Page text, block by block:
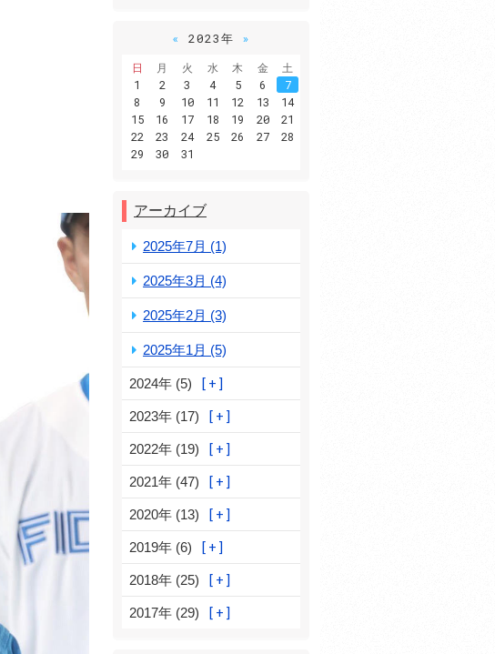
« 2023年 »
日
月 火 水 木 金
土
1
2 3 4 5 6
7
8
9 10 11 12 13
14
15
16 17 18 19 20
21
22
23 24 25 26 27
28
29
30 31
アーカイブ
2025年7月 (1)
2025年3月 (4)
2025年2月 (3)
2025年1月 (5)
2024年 (5)
2023年 (17)
2022年 (19)
2021年 (47)
2020年 (13)
2019年 (6)
2018年 (25)
2017年 (29)